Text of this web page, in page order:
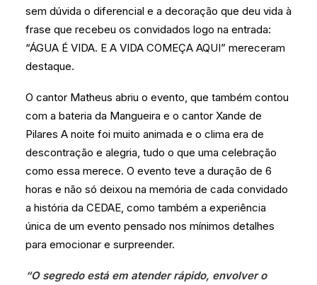
sem dúvida o diferencial e a decoração que deu vida à
frase que recebeu os convidados logo na entrada:
“ÁGUA É VIDA. E A VIDA COMEÇA AQUI” mereceram
destaque.
O cantor Matheus abriu o evento, que também contou
com a bateria da Mangueira e o cantor Xande de
Pilares A noite foi muito animada e o clima era de
descontração e alegria, tudo o que uma celebração
como essa merece. O evento teve a duração de 6
horas e não só deixou na memória de cada convidado
a história da CEDAE, como também a experiência
única de um evento pensado nos mínimos detalhes
para emocionar e surpreender.
“O segredo está em atender rápido, envolver o